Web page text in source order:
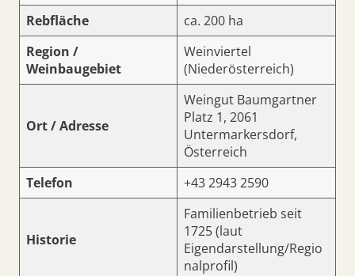
Rebfläche
ca. 200 ha
Region /
Weinbaugebiet
Weinviertel
(Niederösterreich)
Ort / Adresse
Weingut Baumgartner
Platz 1, 2061
Untermarkersdorf,
Österreich
Telefon
+43 2943 2590
Historie
Familienbetrieb seit
1725 (laut
Eigendarstellung/Regio
nalprofil)